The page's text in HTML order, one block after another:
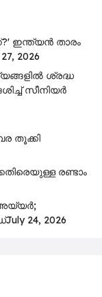
ഇന്ത്യൻ താരം
2026
ശ്രദ്ധ
സീനിയർ
തൂക്കി
ര​ണ്ടാം
July 24, 2026